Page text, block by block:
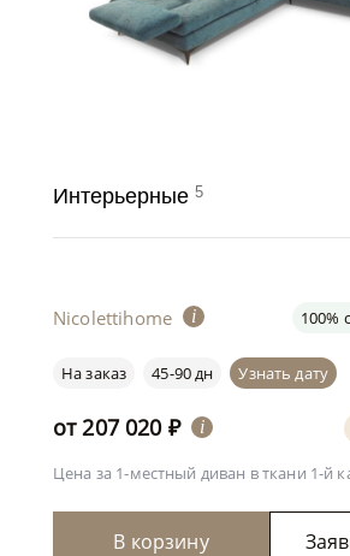
Интерьерные 5
Nicolettihome i 100%
На заказ 45-90 дн Узнать дату
от207 020 ₽ i
Цена за 1-местный диван в ткани 1-й
В корзину